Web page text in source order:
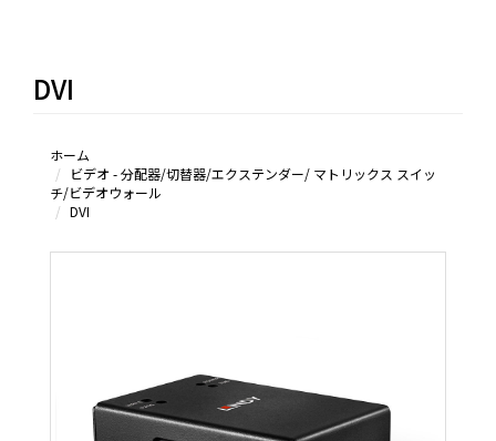
DVI
ホーム
ビデオ - 分配器/切替器/エクステンダー/ マトリックス スイッ
チ/ビデオウォール
DVI